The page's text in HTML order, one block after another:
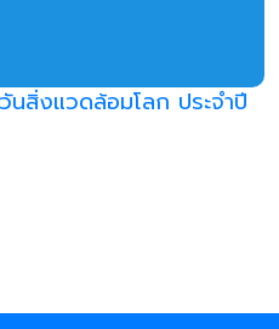
นสิ่งแวดล้อมโลก ประจำปี